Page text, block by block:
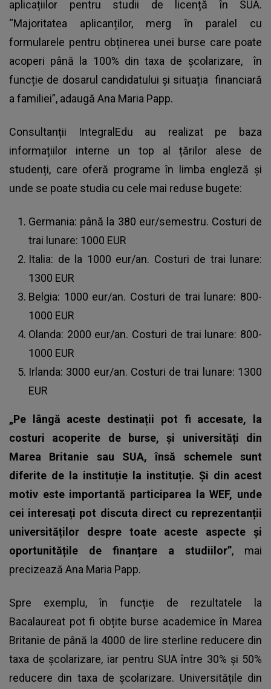
aplicațiilor pentru studii de licență în SUA.
“Majoritatea aplicanților, merg în paralel cu
formularele pentru obținerea unei burse care poate
acoperi până la 100% din taxa de școlarizare, în
funcție de dosarul candidatului și situația financiară
a familiei”, adaugă Ana Maria Papp.
Consultanții IntegralEdu au realizat pe baza
informațiilor interne un top al țărilor alese de
studenți, care oferă programe în limba engleză și
unde se poate studia cu cele mai reduse bugete:
Germania: până la 380 eur/semestru. Costuri de
trai lunare: 1000 EUR
Italia: de la 1000 eur/an. Costuri de trai lunare:
1300 EUR
Belgia: 1000 eur/an. Costuri de trai lunare: 800-
1000 EUR
Olanda: 2000 eur/an. Costuri de trai lunare: 800-
1000 EUR
Irlanda: 3000 eur/an. Costuri de trai lunare: 1300
EUR
„Pe lângă aceste destinații pot fi accesate, la
costuri acoperite de burse, și universități din
Marea Britanie sau SUA, însă schemele sunt
diferite de la instituție la instituție. Și din acest
motiv este importantă participarea la WEF, unde
cei interesați pot discuta direct cu reprezentanții
universităților despre toate aceste aspecte și
oportunitățile de finanțare a studiilor”, mai
precizează Ana Maria Papp.
Spre exemplu, în funcție de rezultatele la
Bacalaureat pot fi obțite burse academice în Marea
Britanie de până la 4000 de lire sterline reducere din
taxa de școlarizare, iar pentru SUA între 30% și 50%
reducere din taxa de școlarizare. Universitățile din